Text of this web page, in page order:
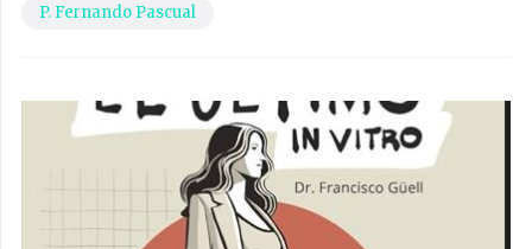
P. Fernando Pascual